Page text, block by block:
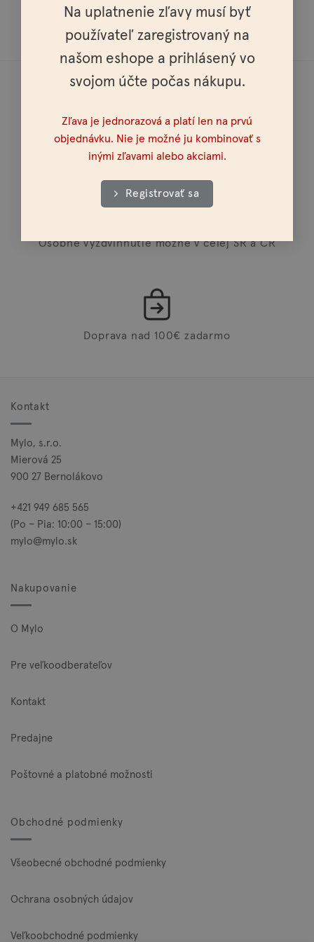
Na uplatnenie zľavy musí byť
používateľ zaregistrovaný na
našom eshope a prihlásený vo
svojom účte počas nákupu.
Zľava je jednorazová a platí len na prvú
objednávku. Nie je možné ju kombinovať s
inými zľavami alebo akciami.
Registrovať sa
Doprava do celej Európy
Osobné vyzdvihnutie možné v celej SR a ČR
Doprava nad 100€ zadarmo
Kontakt
Mylo, s.r.o.
Mierová 25
900 27 Bernolákovo
+421 949 685 565
(Po – Pia: 10:00 – 15:00)
mylo@mylo.sk
Nakupovanie
O Mylo
Pre veľkoodberateľov
Kontakt
Predajne
Poštovné a platobné možnosti
Obchodné podmienky
Všeobecné obchodné podmienky
Ochrana osobných údajov
Veľkoobchodné podmienky